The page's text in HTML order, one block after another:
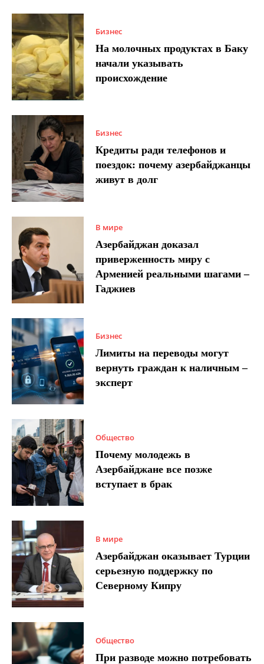
Бизнес
На молочных продуктах в Баку
начали указывать
происхождение
Бизнес
Кредиты ради телефонов и
поездок: почему азербайджанцы
живут в долг
В мире
Азербайджан доказал
приверженность миру с
Арменией реальными шагами –
Гаджиев
Бизнес
Лимиты на переводы могут
вернуть граждан к наличным –
эксперт
Общество
Почему молодежь в
Азербайджане все позже
вступает в брак
В мире
Азербайджан оказывает Турции
серьезную поддержку по
Северному Кипру
Общество
При разводе можно потребовать